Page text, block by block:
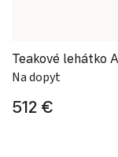
Teakové lehátko
Na dopyt
512 €